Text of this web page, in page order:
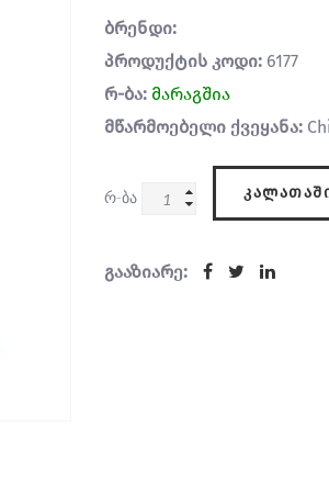
ბრენდი:
პროდუქტის კოდი: 6177
რ-ბა: მარაგშია
მწარმოებელი ქვეყანა:
რ-ბა
გააზიარე: